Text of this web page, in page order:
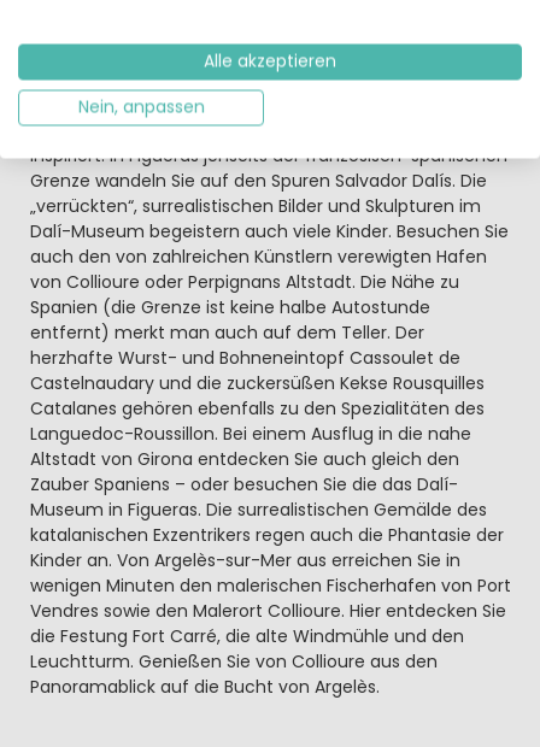
Sonne und Natur der französischen Mittelmeerküste
sorgen an Land und über dem Wasser für einen wahren
Farbrausch. Das hat viele Maler wie Picasso und Matisse
inspiriert. In Figueras jenseits der französisch-spanischen
Grenze wandeln Sie auf den Spuren Salvador Dalís. Die
„verrückten“, surrealistischen Bilder und Skulpturen im
Dalí-Museum begeistern auch viele Kinder. Besuchen Sie
auch den von zahlreichen Künstlern verewigten Hafen
von Collioure oder Perpignans Altstadt. Die Nähe zu
Spanien (die Grenze ist keine halbe Autostunde
entfernt) merkt man auch auf dem Teller. Der
herzhafte Wurst- und Bohneneintopf Cassoulet de
Castelnaudary und die zuckersüßen Kekse Rousquilles
Catalanes gehören ebenfalls zu den Spezialitäten des
Languedoc-Roussillon. Bei einem Ausflug in die nahe
Altstadt von Girona entdecken Sie auch gleich den
Zauber Spaniens – oder besuchen Sie die das Dalí-
Museum in Figueras. Die surrealistischen Gemälde des
katalanischen Exzentrikers regen auch die Phantasie der
Kinder an. Von Argelès-sur-Mer aus erreichen Sie in
wenigen Minuten den malerischen Fischerhafen von Port
Vendres sowie den Malerort Collioure. Hier entdecken Sie
die Festung Fort Carré, die alte Windmühle und den
Leuchtturm. Genießen Sie von Collioure aus den
Panoramablick auf die Bucht von Argelès.
Alle akzeptieren
Nein, anpassen